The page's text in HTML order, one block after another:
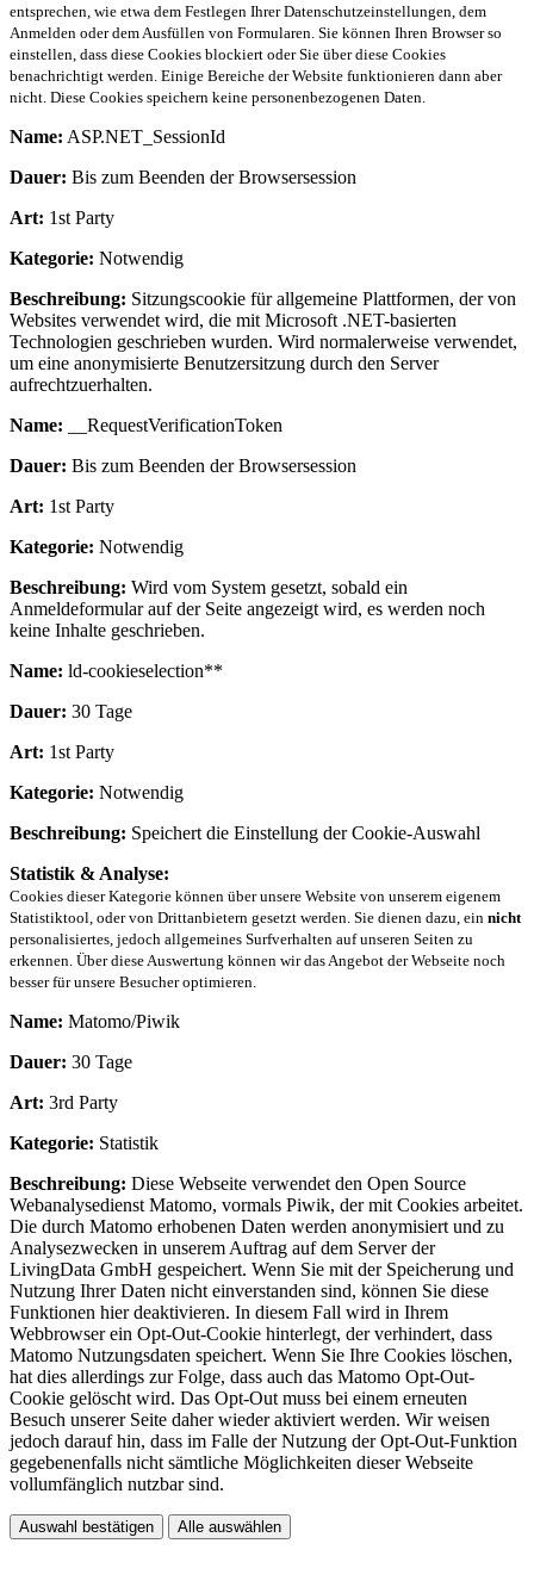
entsprechen, wie etwa dem Festlegen Ihrer Datenschutzeinstellungen, dem
Anmelden oder dem Ausfüllen von Formularen. Sie können Ihren Browser so
einstellen, dass diese Cookies blockiert oder Sie über diese Cookies
benachrichtigt werden. Einige Bereiche der Website funktionieren dann aber
nicht. Diese Cookies speichern keine personenbezogenen Daten.
Name: ASP.NET_SessionId
Dauer: Bis zum Beenden der Browsersession
Art: 1st Party
Kategorie: Notwendig
Beschreibung: Sitzungscookie für allgemeine Plattformen, der von
Websites verwendet wird, die mit Microsoft .NET-basierten
Technologien geschrieben wurden. Wird normalerweise verwendet,
um eine anonymisierte Benutzersitzung durch den Server
aufrechtzuerhalten.
Name: __RequestVerificationToken
Dauer: Bis zum Beenden der Browsersession
Art: 1st Party
Kategorie: Notwendig
Beschreibung: Wird vom System gesetzt, sobald ein
Anmeldeformular auf der Seite angezeigt wird, es werden noch
keine Inhalte geschrieben.
Name: ld-cookieselection**
Dauer: 30 Tage
Art: 1st Party
Kategorie: Notwendig
Beschreibung: Speichert die Einstellung der Cookie-Auswahl
Statistik & Analyse:
Cookies dieser Kategorie können über unsere Website von unserem eigenem
Statistiktool, oder von Drittanbietern gesetzt werden. Sie dienen dazu, ein nicht
personalisiertes, jedoch allgemeines Surfverhalten auf unseren Seiten zu
erkennen. Über diese Auswertung können wir das Angebot der Webseite noch
besser für unsere Besucher optimieren.
Name: Matomo/Piwik
Dauer: 30 Tage
Art: 3rd Party
Kategorie: Statistik
Beschreibung: Diese Webseite verwendet den Open Source
Webanalysedienst Matomo, vormals Piwik, der mit Cookies arbeitet.
Die durch Matomo erhobenen Daten werden anonymisiert und zu
Analysezwecken in unserem Auftrag auf dem Server der
LivingData GmbH gespeichert. Wenn Sie mit der Speicherung und
Nutzung Ihrer Daten nicht einverstanden sind, können Sie diese
Funktionen hier deaktivieren. In diesem Fall wird in Ihrem
Webbrowser ein Opt-Out-Cookie hinterlegt, der verhindert, dass
Matomo Nutzungsdaten speichert. Wenn Sie Ihre Cookies löschen,
hat dies allerdings zur Folge, dass auch das Matomo Opt-Out-
Cookie gelöscht wird. Das Opt-Out muss bei einem erneuten
Besuch unserer Seite daher wieder aktiviert werden. Wir weisen
jedoch darauf hin, dass im Falle der Nutzung der Opt-Out-Funktion
gegebenenfalls nicht sämtliche Möglichkeiten dieser Webseite
vollumfänglich nutzbar sind.
Auswahl bestätigen Alle auswählen